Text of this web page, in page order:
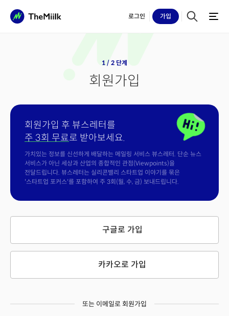
로그인 가입
1 / 2 단계
회원가입
회원가입 후 뷰스레터를
주 3회 무료로 받아보세요.
가치있는 정보를 신선하게 배달하는 메일링 서비스 뷰스레터. 단순 뉴스
서비스가 아닌 세상과 산업의 종합적인 관점(Viewpoints)을
전달드립니다. 뷰스레터는 실리콘밸리 스타트업 이야기를 묶은
'스타트업 포커스'를 포함하여 주 3회(월, 수, 금) 보내드립니다.
구글로 가입
카카오로 가입
또는 이메일로 회원가입